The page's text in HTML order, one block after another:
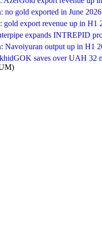
no gold exported in June 2026
gold export revenue up in H1
expands INTREPID
Navoiyuran output up in H1
saves over UAH 32